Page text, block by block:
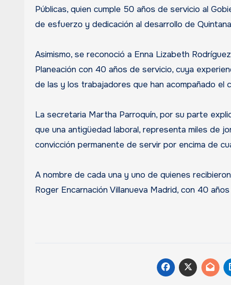
Públicas, quien cumple 50 años de servicio al
de esfuerzo y dedicación al desarrollo de
Asimismo, se reconoció a Enna Lizabeth
Planeación con 40 años de servicio, cuya
de las y los trabajadores que han acompañado el
La secretaria Martha Parroquín, por su parte
que una antigüedad laboral, representa miles de
convicción permanente de servir por encima de
A nombre de cada una y uno de quienes
Roger Encarnación Villanueva Madrid, con 40